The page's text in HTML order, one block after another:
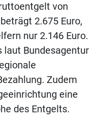
von
2.675 Euro,
nur 2.146 Euro.
laut Bundesagentur
Zudem
eine
des Entgelts.